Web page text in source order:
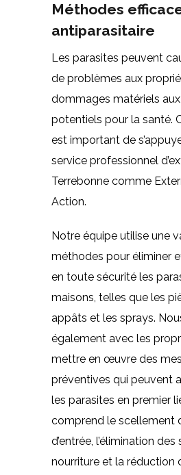
Méthodes
antiparasitaire
Les parasites peuvent
de problèmes aux
dommages matériels
potentiels pour la santé.
est important de
service professionnel
Terrebonne comme
Action.
Notre équipe utilise une
méthodes pour éliminer
en toute sécurité les
maisons, telles que les
appâts et les sprays.
également avec les
mettre en œuvre des
préventives qui peuvent
les parasites en premier
comprend le scellement
d’entrée, l’élimination
nourriture et la réduction